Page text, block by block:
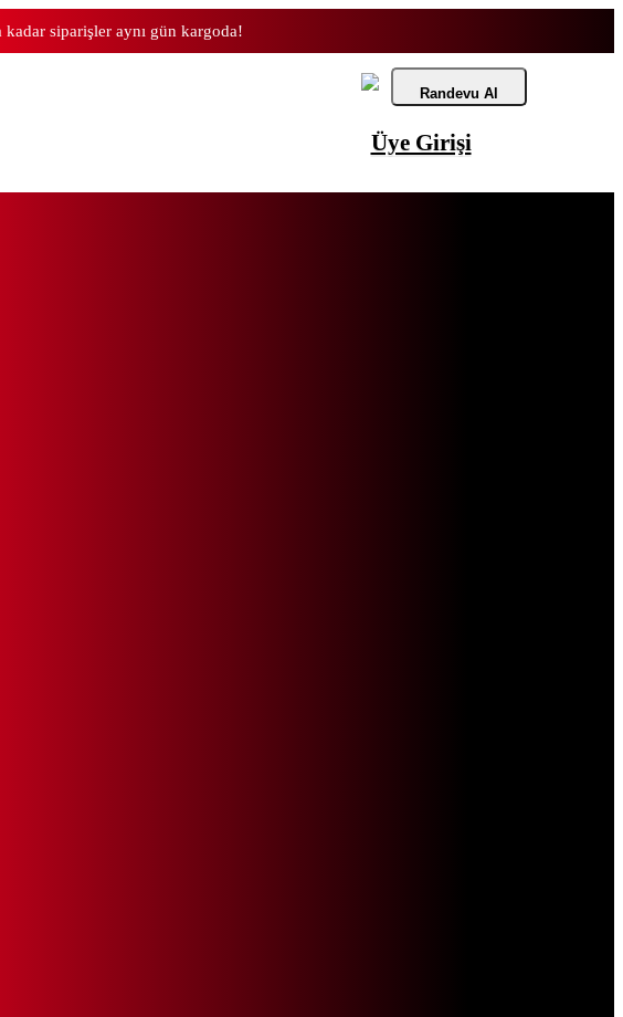
siparişler aynı gün kargoda!
Randevu Al
Üye Girişi